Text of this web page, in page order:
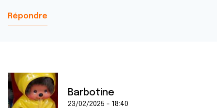
Répondre
Barbotine
23/02/2025 - 18:40